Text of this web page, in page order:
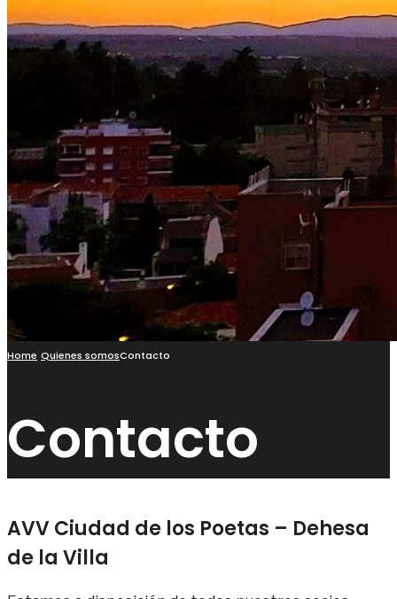
Home Quienes somosContacto
Contacto
AVV Ciudad de los Poetas – Dehesa
de la Villa